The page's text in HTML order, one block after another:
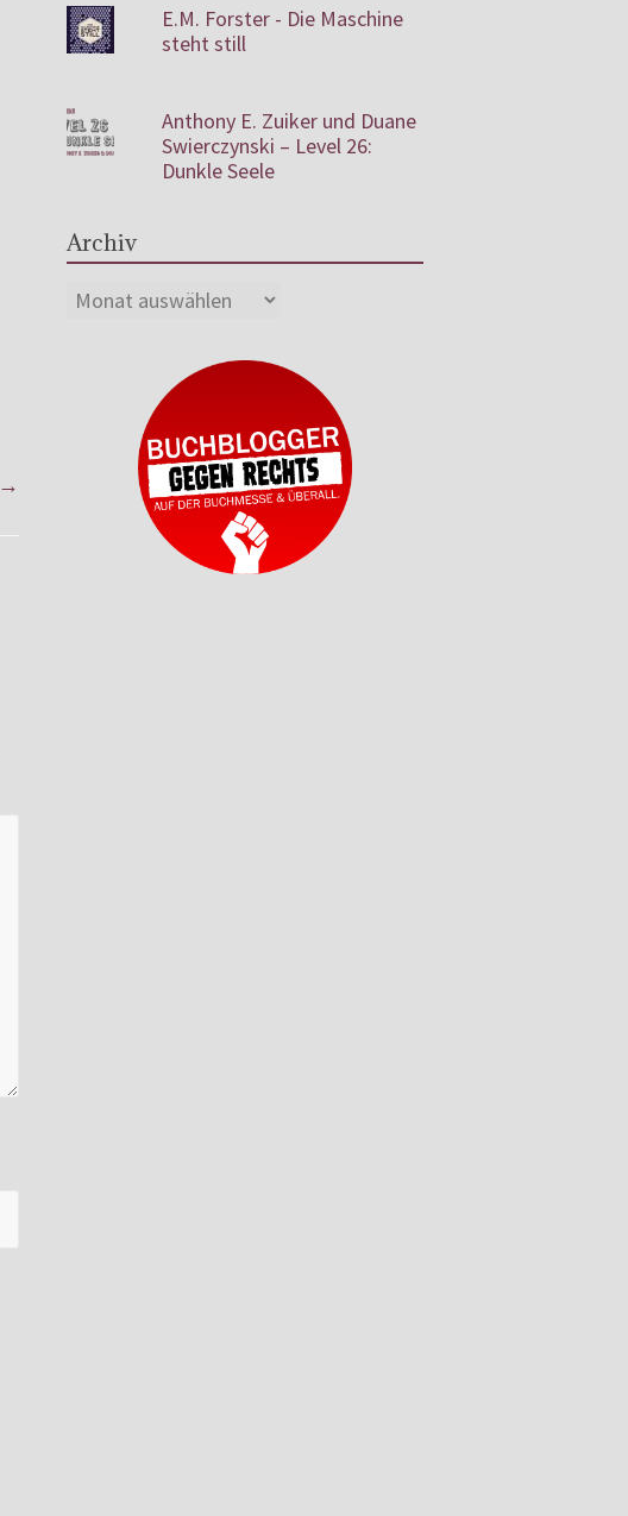
→
E.M. Forster - Die Maschine
steht still
Anthony E. Zuiker und Duane
Swierczynski – Level 26:
Dunkle Seele
Archiv